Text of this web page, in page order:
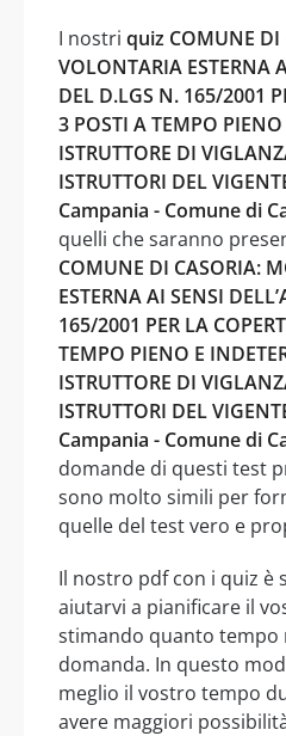
I nostri quiz COMUNE DI
VOLONTARIA ESTERNA
DEL D.LGS N. 165/2001
3 POSTI A TEMPO
ISTRUTTORE DI
ISTRUTTORI DEL
Campania - Comune di
quelli che saranno
COMUNE DI CASORIA:
ESTERNA AI SENSI
165/2001 PER LA
TEMPO PIENO E
ISTRUTTORE DI
ISTRUTTORI DEL
Campania - Comune di
domande di questi test
sono molto simili per
quelle del test vero e
Il nostro pdf con i quiz
aiutarvi a pianificare il
stimando quanto tempo
domanda. In questo
meglio il vostro tempo
avere maggiori